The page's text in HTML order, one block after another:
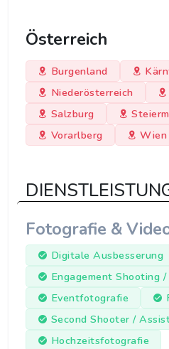
Österreich
Burgenland
Niederösterreich
Salzburg
Vorarlberg
Wien
Fotografie &
Digitale Ausbesserung
Engagement Shooting
Eventfotografie
Second Shooter /
Hochzeitsfotografie